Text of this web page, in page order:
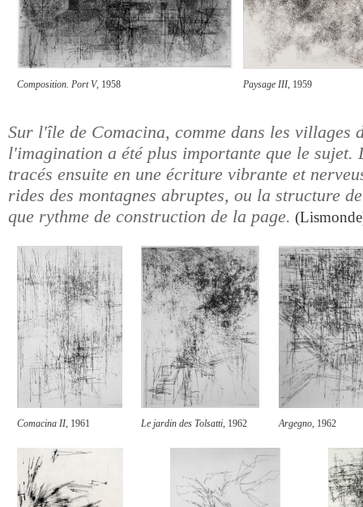
Composition. Port V, 1958 Paysage III, 1959
Sur l'île de Comacina, comme dans les villages
l'imagination a été plus importante que le sujet.
tracés ensuite en une écriture vibrante et
rides des montagnes abruptes, ou la structure
que rythme de construction de la page.
Comacina II, 1961 Le jardin des Tolsatti, 1962 Argegno, 1962